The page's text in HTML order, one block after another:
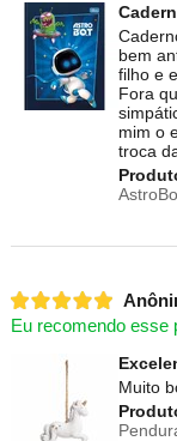
bem
filho e
Fora
mim o
troca
Eu recomendo esse
Muito